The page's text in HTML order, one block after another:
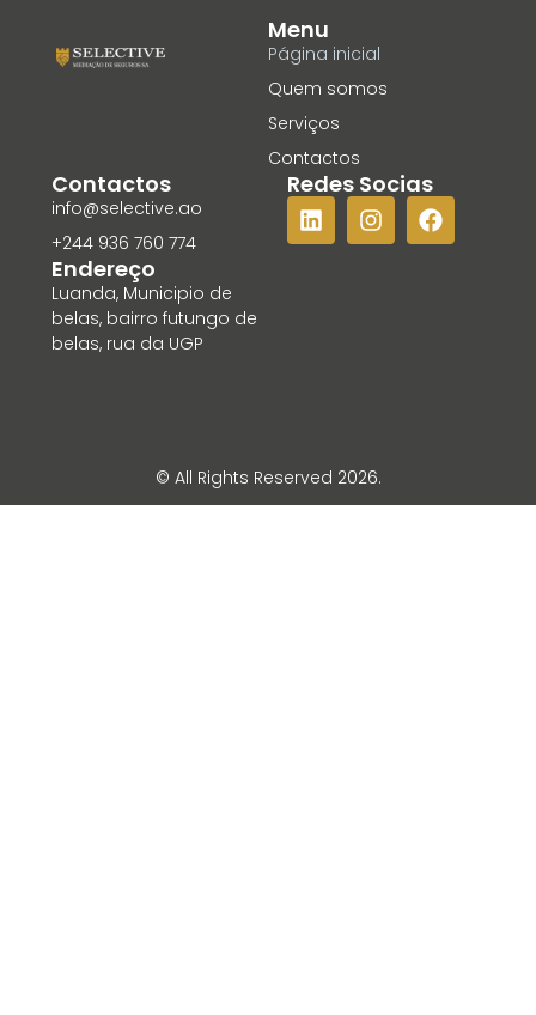
Menu
Página inicial
Quem somos
Serviços
Contactos
Contactos
info@selective.ao
+244 936 760 774
Redes Socias
Endereço
Luanda, Municipio de
belas, bairro futungo de
belas, rua da UGP
© All Rights Reserved 2026.